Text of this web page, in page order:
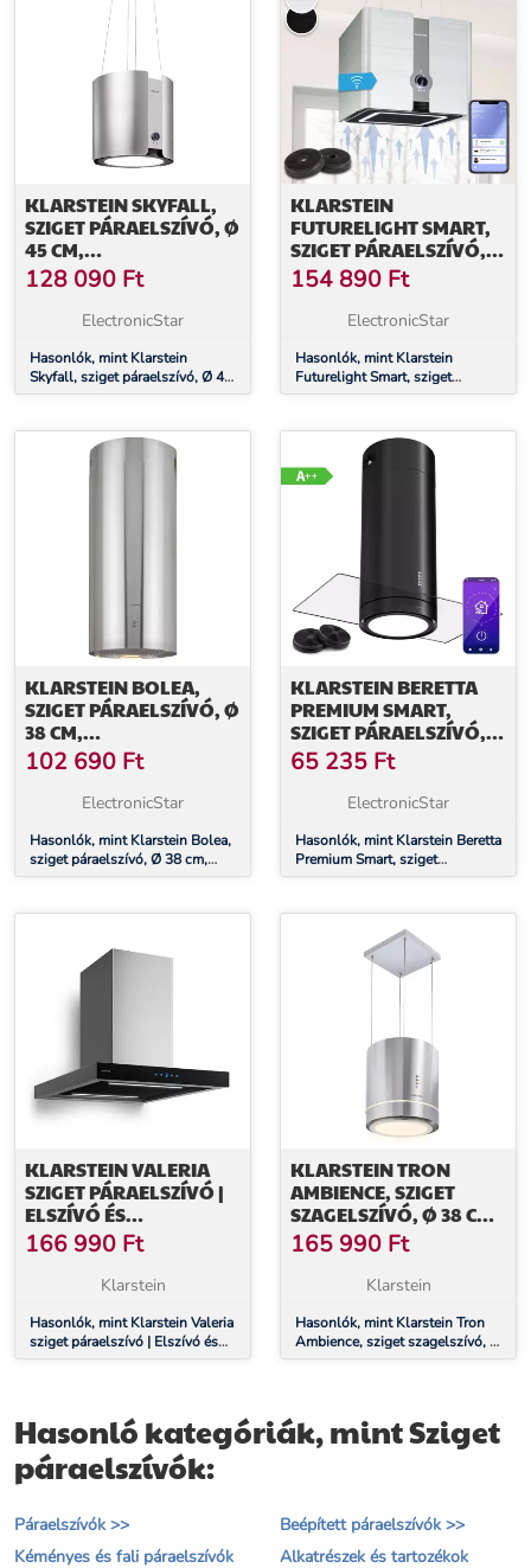
KLARSTEIN SKYFALL,
SZIGET PÁRAELSZÍVÓ, Ø
45 CM,
LÉGKERINGETÉS, 402
M³/Ó, LED, NEMESACÉL,
128 090 Ft
ElectronicStar
Hasonlók, mint Klarstein
Skyfall, sziget páraelszívó, Ø 45
cm, légkeringetés, 402 m³/ó,
KLARSTEIN
FUTURELIGHT SMART,
SZIGET PÁRAELSZÍVÓ,
RECIRKULÁCIÓ, 420
M³/Ó, LED, NEMESACÉL
154 890 Ft
ElectronicStar
Hasonlók, mint Klarstein
Futurelight Smart, sziget
páraelszívó, recirkuláció, 420
KLARSTEIN BOLEA,
SZIGET PÁRAELSZÍVÓ, Ø
38 CM,
RECIRKULÁCIÓS/ELSZÍVÁS
ÜZEMMÓD, 600 M³/Ó,
LED, AKTÍVSZÉN
102 690 Ft
ElectronicStar
Hasonlók, mint Klarstein Bolea,
sziget páraelszívó, Ø 38 cm,
recirkulációs/elszívás üzemmód,
szűrőkkel
KLARSTEIN BERETTA
PREMIUM SMART,
SZIGET PÁRAELSZÍVÓ,
544 M³/H,
ALKALMAZÁS,
ELSZÍVÁS/
SZŰRŐ
65 235 Ft
ElectronicStar
Hasonlók, mint Klarstein Beretta
Premium Smart, sziget
páraelszívó, 544 m³/h,
elszívás/légkeringetés, LED,
aktívszenes szűrő
KLARSTEIN VALERIA
SZIGET PÁRAELSZÍVÓ |
ELSZÍVÓ ÉS
KERINGTETŐ
ÜZEMMÓD | ELEGÁNS
ROZSDAMENTES ACÉL
CM
166 990 Ft
Klarstein
Hasonlók, mint Klarstein Valeria
sziget páraelszívó | Elszívó és
keringtető üzemmód | Elegáns
KLARSTEIN TRON
AMBIENCE, SZIGET
SZAGELSZÍVÓ, Ø 38 CM,
LÉGKERINGETÉS, 540
M³/Ó, LED, NEMESACÉL
165 990 Ft
Klarstein
Hasonlók, mint Klarstein Tron
Ambience, sziget szagelszívó, Ø
38 cm, légkeringetés, 540 m³/ó,
Hasonló kategóriák, mint Sziget
páraelszívók:
Páraelszívók >>
Beépített páraelszívók >>
Kéményes és fali páraelszívók
Alkatrészek és tartozékok